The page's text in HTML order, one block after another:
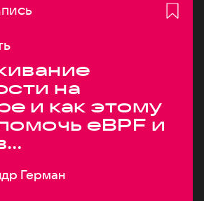
на
и как этому
eBPF и
Герман